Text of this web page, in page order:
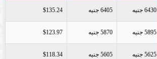
6430 جنيه 6405 جنيه $135.24
5895 جنيه 5870 جنيه $123.97
5625 جنيه 5605 جنيه $118.34